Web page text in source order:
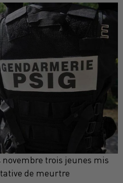
novembre trois jeunes mis
de meurtre